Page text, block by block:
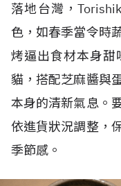
落地台灣，
色，如春季當令時
烤逼出食材本身甜
貓，搭配芝麻醬與
本身的清新氣息。
依進貨狀況調整，
季節感。